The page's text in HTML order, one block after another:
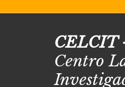
CELCIT
Centro